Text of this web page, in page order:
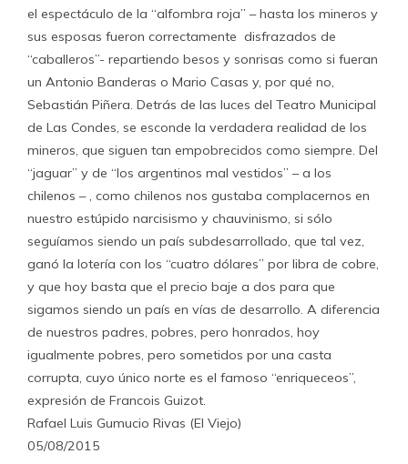
el espectáculo de la “alfombra roja” – hasta los mineros y
sus esposas fueron correctamente disfrazados de
“caballeros”- repartiendo besos y sonrisas como si fueran
un Antonio Banderas o Mario Casas y, por qué no,
Sebastián Piñera. Detrás de las luces del Teatro Municipal
de Las Condes, se esconde la verdadera realidad de los
mineros, que siguen tan empobrecidos como siempre. Del
“jaguar” y de “los argentinos mal vestidos” – a los
chilenos – , como chilenos nos gustaba complacernos en
nuestro estúpido narcisismo y chauvinismo, si sólo
seguíamos siendo un país subdesarrollado, que tal vez,
ganó la lotería con los “cuatro dólares” por libra de cobre,
y que hoy basta que el precio baje a dos para que
sigamos siendo un país en vías de desarrollo. A diferencia
de nuestros padres, pobres, pero honrados, hoy
igualmente pobres, pero sometidos por una casta
corrupta, cuyo único norte es el famoso “enriqueceos”,
expresión de Francois Guizot.
Rafael Luis Gumucio Rivas (El Viejo)
05/08/2015